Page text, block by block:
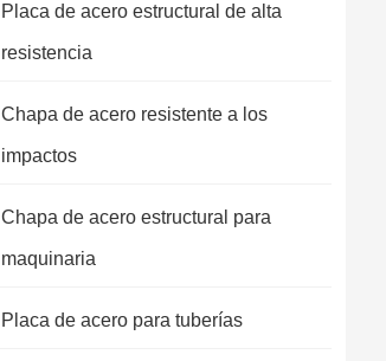
Placa de acero estructural de alta
resistencia
Chapa de acero resistente a los
impactos
Chapa de acero estructural para
maquinaria
Placa de acero para tuberías